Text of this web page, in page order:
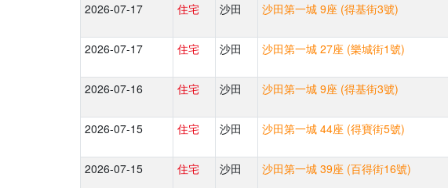
2026-07-17 住宅 沙田 沙田第一城 9座 (得基街3號)
2026-07-17 住宅 沙田 沙田第一城 27座 (樂城街1號)
2026-07-16 住宅 沙田 沙田第一城 9座 (得基街3號)
2026-07-15 住宅 沙田 沙田第一城 44座 (得寶街5號)
2026-07-15 住宅 沙田 沙田第一城 39座 (百得街16號)